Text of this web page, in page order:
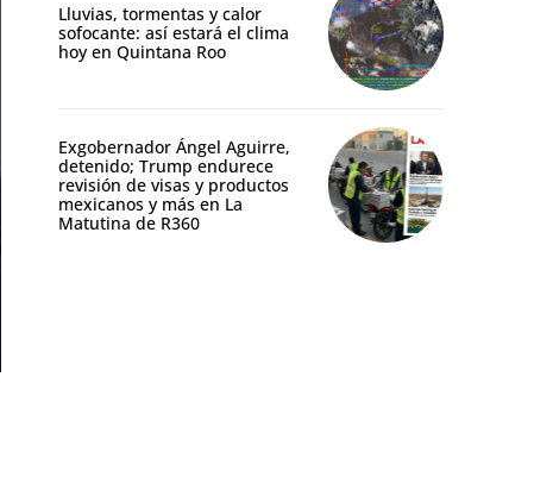
Lluvias, tormentas y calor
sofocante: así estará el clima
hoy en Quintana Roo
Exgobernador Ángel Aguirre,
detenido; Trump endurece
revisión de visas y productos
mexicanos y más en La
Matutina de R360